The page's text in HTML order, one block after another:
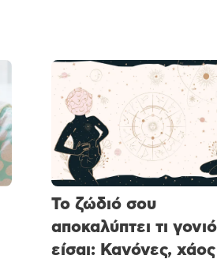
Το ζώδιό σου
αποκαλύπτει τι
είσαι: Κανόνες, χάος